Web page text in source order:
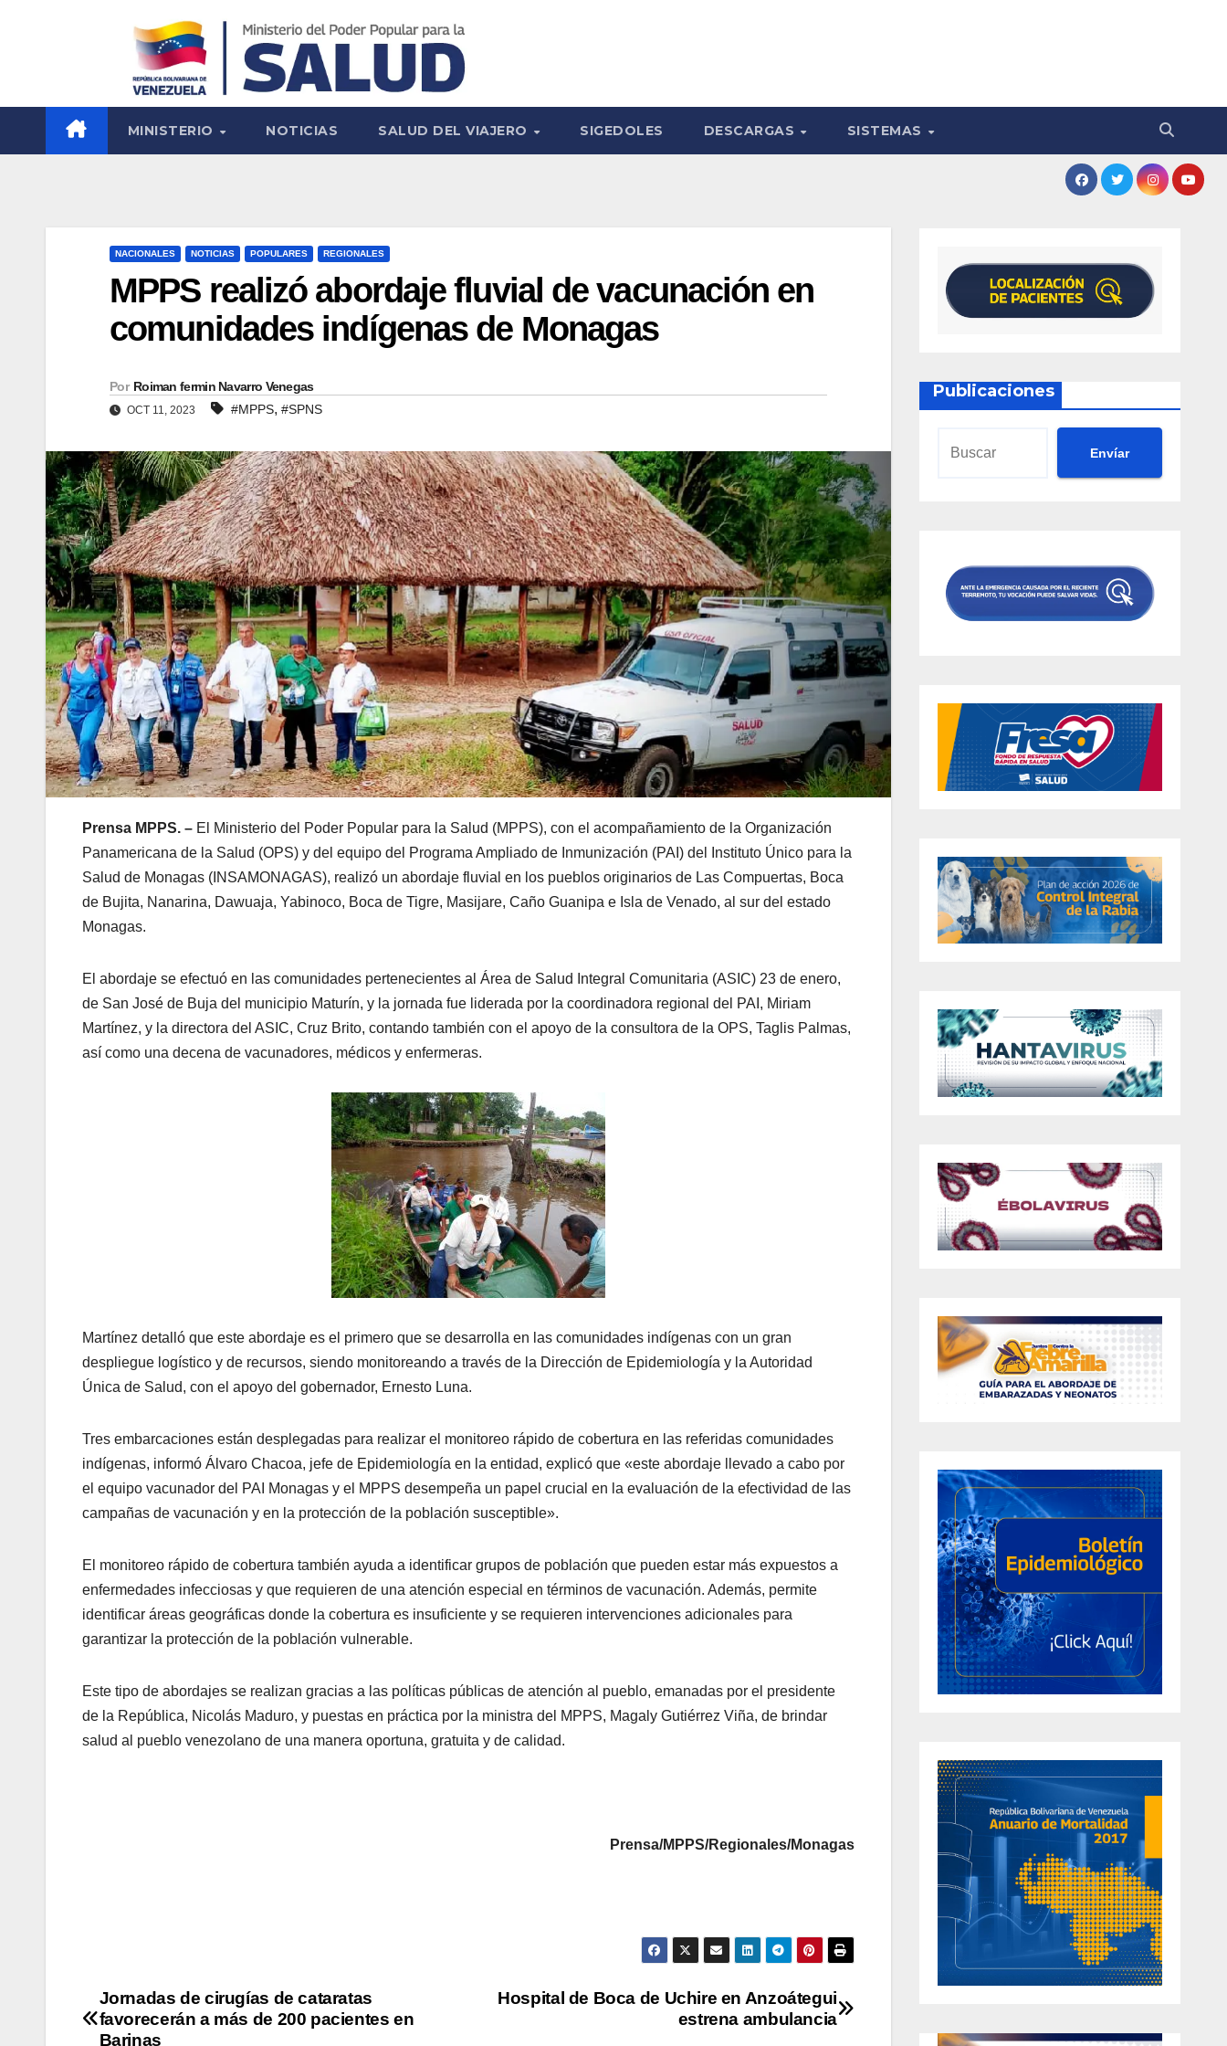
MINISTERIO NOTICIAS SALUD DEL VIAJERO SIGEDOLES DESCARGAS SISTEMAS
NACIONALES NOTICIAS POPULARES REGIONALES
MPPS realizó abordaje fluvial de vacunación en
comunidades indígenas de Monagas
Por Roiman fermin Navarro Venegas
OCT 11, 2023 #MPPS, #SPNS
Prensa MPPS. – El Ministerio del Poder Popular para la Salud (MPPS), con el acompañamiento de la Organización
Panamericana de la Salud (OPS) y del equipo del Programa Ampliado de Inmunización (PAI) del Instituto Único para la
Salud de Monagas (INSAMONAGAS), realizó un abordaje fluvial en los pueblos originarios de Las Compuertas, Boca
de Bujita, Nanarina, Dawuaja, Yabinoco, Boca de Tigre, Masijare, Caño Guanipa e Isla de Venado, al sur del estado
Monagas.
El abordaje se efectuó en las comunidades pertenecientes al Área de Salud Integral Comunitaria (ASIC) 23 de enero,
de San José de Buja del municipio Maturín, y la jornada fue liderada por la coordinadora regional del PAI, Miriam
Martínez, y la directora del ASIC, Cruz Brito, contando también con el apoyo de la consultora de la OPS, Taglis Palmas,
así como una decena de vacunadores, médicos y enfermeras.
Martínez detalló que este abordaje es el primero que se desarrolla en las comunidades indígenas con un gran
despliegue logístico y de recursos, siendo monitoreando a través de la Dirección de Epidemiología y la Autoridad
Única de Salud, con el apoyo del gobernador, Ernesto Luna.
Tres embarcaciones están desplegadas para realizar el monitoreo rápido de cobertura en las referidas comunidades
indígenas, informó Álvaro Chacoa, jefe de Epidemiología en la entidad, explicó que «este abordaje llevado a cabo por
el equipo vacunador del PAI Monagas y el MPPS desempeña un papel crucial en la evaluación de la efectividad de las
campañas de vacunación y en la protección de la población susceptible».
El monitoreo rápido de cobertura también ayuda a identificar grupos de población que pueden estar más expuestos a
enfermedades infecciosas y que requieren de una atención especial en términos de vacunación. Además, permite
identificar áreas geográficas donde la cobertura es insuficiente y se requieren intervenciones adicionales para
garantizar la protección de la población vulnerable.
Este tipo de abordajes se realizan gracias a las políticas públicas de atención al pueblo, emanadas por el presidente
de la República, Nicolás Maduro, y puestas en práctica por la ministra del MPPS, Magaly Gutiérrez Viña, de brindar
salud al pueblo venezolano de una manera oportuna, gratuita y de calidad.
Prensa/MPPS/Regionales/Monagas
Hospital de Boca de Uchire en Anzoátegui
estrena ambulancia
Jornadas de cirugías de cataratas
favorecerán a más de 200 pacientes en
Barinas
Publicaciones
Envíar